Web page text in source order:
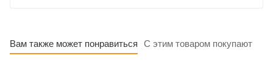
Вам также может понравиться С этим товаром покупают